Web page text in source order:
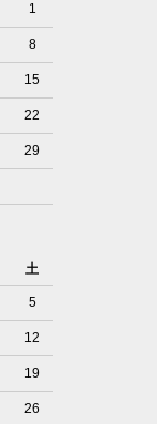
1
8
15
22
29
土
5
12
19
26